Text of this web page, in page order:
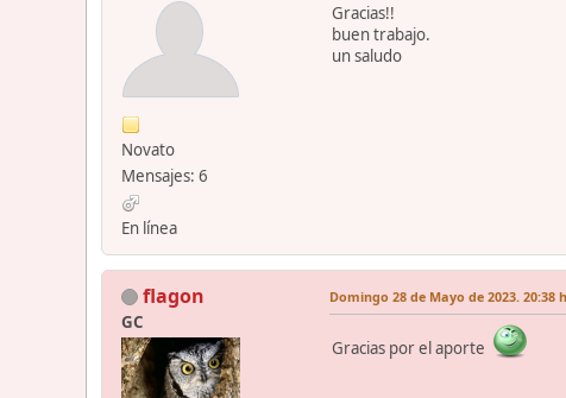
Novato
Mensajes: 6
En línea
Gracias!!
buen trabajo.
un saludo
flagon
GC
Domingo 28 de Mayo de 2023. 20:38
Gracias por el aporte